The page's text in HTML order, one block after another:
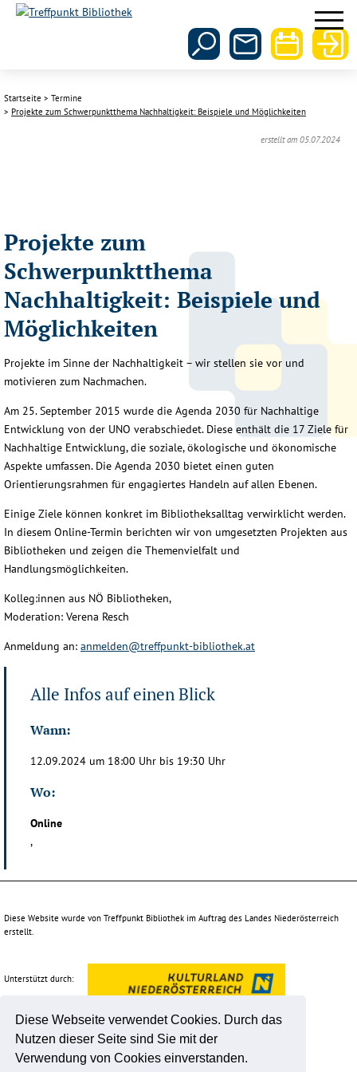
Diese Webseite verwendet Cookies. Durch das
Nutzen dieser Seite sind Sie mit der
Verwendung von Cookies einverstanden.
Startseite
Termine
Projekte zum Schwerpunktthema Nachhaltigkeit: Beispiele und Möglichkeiten
erstellt am 05.07.2024
Projekte zum
Schwerpunktthema
Nachhaltigkeit: Beispiele und
Möglichkeiten
Projekte im Sinne der Nachhaltigkeit – wir stellen sie vor und
motivieren zum Nachmachen.
Am 25. September 2015 wurde die Agenda 2030 für Nachhaltige
Entwicklung von der UNO verabschiedet. Diese enthält die 17 Ziele für
Nachhaltige Entwicklung, die soziale, ökologische und ökonomische
Aspekte umfassen. Die Agenda 2030 bietet einen guten
Orientierungsrahmen für engagiertes Handeln auf allen Ebenen.
Einige Ziele können konkret im Bibliotheksalltag verwirklicht werden.
In diesem Online-Termin berichten wir von umgesetzten Projekten aus
Bibliotheken und zeigen die Themenvielfalt und
Handlungsmöglichkeiten.
Kolleg:innen aus NÖ Bibliotheken,
Moderation: Verena Resch
Anmeldung an: anmelden@treffpunkt-bibliothek.at
Alle Infos auf einen Blick
Wann:
12.09.2024 um 18:00 Uhr bis 19:30 Uhr
Wo:
Online
,
Diese Website wurde von Treffpunkt Bibliothek im Auftrag des Landes Niederösterreich
erstellt.
Unterstützt durch: